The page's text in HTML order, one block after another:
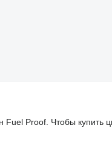
Proof. Чтобы купить